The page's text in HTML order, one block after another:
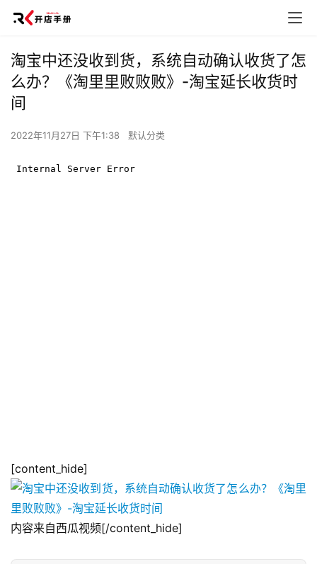
淘宝中还没收到货，系统自动确认收货了怎
么办？《淘里里败败败》-淘宝延长收货时
间
2022年11月27日 下午1:38 默认分类
[content_hide]
内容来自西瓜视频[/content_hide]